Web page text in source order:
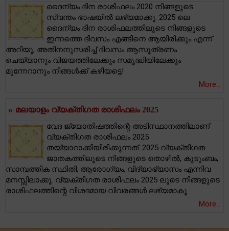
ദൈന്യം ദിന രാശിഫലം 2020 നിങ്ങളുടെ
സ്വന്തം ഭാഷയിൽ ലഭ്യമാക്കൂ. 2025 ലെ
ദൈന്യം ദിന രാശിഫലത്തിലൂടെ നിങ്ങളുടെ
ഇന്നത്തെ ദിവസം എങ്ങിനെ ആയിരിക്കും എന്ന്
അറിയൂ, അതിനനുസരിച്ച് ദിവസം ആസൂത്രണം
ചെയ്യാനും വിജയത്തിലേക്കും സമൃദ്ധിയിലേക്കും
മുന്നേറാനും നിങ്ങൾക്ക് കഴിയട്ടെ!
More...
» മലയാളം വ്യക്തിഗത രാശിഫലം 2025
വേദ ജ്യോതിഷത്തിന്റെ അടിസ്ഥാനത്തിലാണ്
വ്യക്തിഗത രാശിഫലം 2025
തയ്യാറാക്കിയിരിക്കുന്നത്. 2025 വ്യക്തിഗത
ജാതകത്തിലൂടെ നിങ്ങളുടെ തൊഴിൽ, കുടുംബം,
സാമ്പത്തിക സ്ഥിതി, ആരോഗ്യം, വിദ്യാഭ്യാസം എന്നിവ
മനസ്സിലാക്കൂ. വ്യക്തിഗത രാശിഫലം 2025 ലൂടെ നിങ്ങളുടെ
രാശിഫലത്തിന്റെ വിശദമായ വിവരങ്ങൾ ലഭ്യമാകൂ.
More...